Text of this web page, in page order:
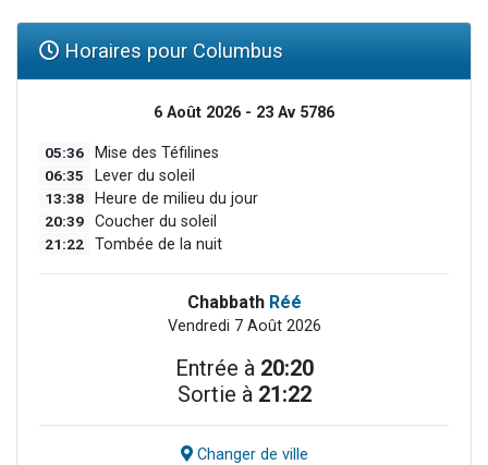
Horaires pour Columbus
6 Août 2026 - 23 Av 5786
05:36 Mise des Téfilines
06:35 Lever du soleil
13:38 Heure de milieu du jour
20:39 Coucher du soleil
21:22 Tombée de la nuit
Chabbath Réé
Vendredi 7 Août 2026
Entrée à 20:20
Sortie à 21:22
Changer de ville